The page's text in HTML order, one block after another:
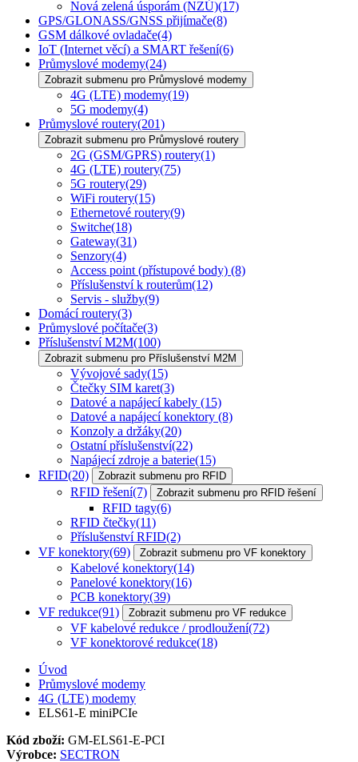
Nová zelená úsporám (NZÚ)(17)
GPS/GLONASS/GNSS přijímače(8)
GSM dálkové ovladače(4)
IoT (Internet věcí) a SMART řešení(6)
Průmyslové modemy(24)
Zobrazit submenu pro Průmyslové modemy
4G (LTE) modemy(19)
5G modemy(4)
Průmyslové routery(201)
Zobrazit submenu pro Průmyslové routery
2G (GSM/GPRS) routery(1)
4G (LTE) routery(75)
5G routery(29)
WiFi routery(15)
Ethernetové routery(9)
Switche(18)
Gateway(31)
Senzory(4)
Access point (přístupové body) (8)
Příslušenství k routerům(12)
Servis - služby(9)
Domácí routery(3)
Průmyslové počítače(3)
Příslušenství M2M(100)
Zobrazit submenu pro Příslušenství M2M
Vývojové sady(15)
Čtečky SIM karet(3)
Datové a napájecí kabely (15)
Datové a napájecí konektory (8)
Konzoly a držáky(20)
Ostatní příslušenství(22)
Napájecí zdroje a baterie(15)
RFID(20) Zobrazit submenu pro RFID
RFID řešení(7) Zobrazit submenu pro RFID řešení
RFID tagy(6)
RFID čtečky(11)
Příslušenství RFID(2)
VF konektory(69) Zobrazit submenu pro VF konektory
Kabelové konektory(14)
Panelové konektory(16)
PCB konektory(39)
VF redukce(91) Zobrazit submenu pro VF redukce
VF kabelové redukce / prodloužení(72)
VF konektorové redukce(18)
Úvod
Průmyslové modemy
4G (LTE) modemy
ELS61-E miniPCIe
Kód zboží: GM-ELS61-E-PCI
Výrobce: SECTRON